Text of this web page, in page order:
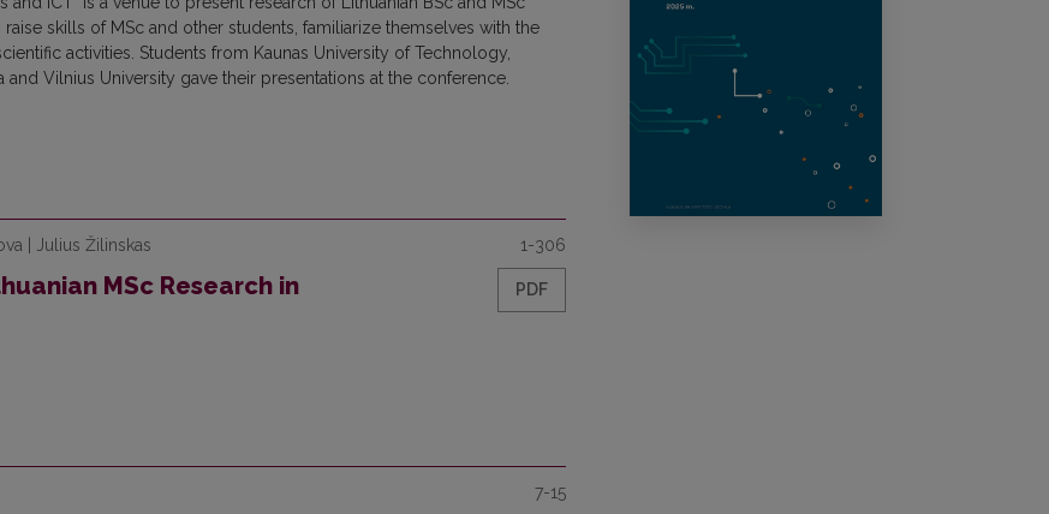
skills of MSc and other students, familiarize themselves with the
activities. Students from Kaunas University of Technology,
Vilnius University gave their presentations at the conference.
| Julius Žilinskas
MSc Research in
1-306
PDF
7-15